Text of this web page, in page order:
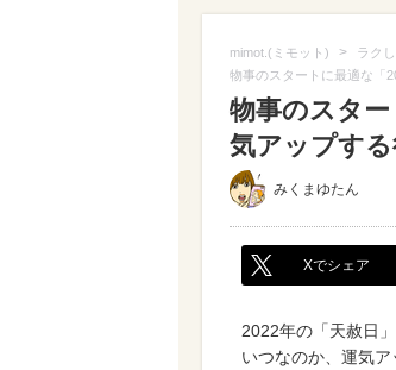
mimot.(ミモット) > ラク
物事のスタートに最適な「
物事のスタ
気アップす
みくまゆたん
Xでシェア
2022年の「天赦日
いつなのか、運気